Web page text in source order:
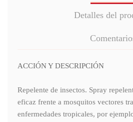
Detalles del
ACCIÓN Y DESCRIPCIÓN
Repelente de insectos. Spray
eficaz frente a mosquitos vectores
enfermedades tropicales, por